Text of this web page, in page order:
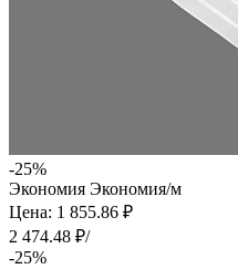
-25%
Экономия Экономия/м
Цена: 1 855.86 ₽
2 474.48 ₽/
-25%